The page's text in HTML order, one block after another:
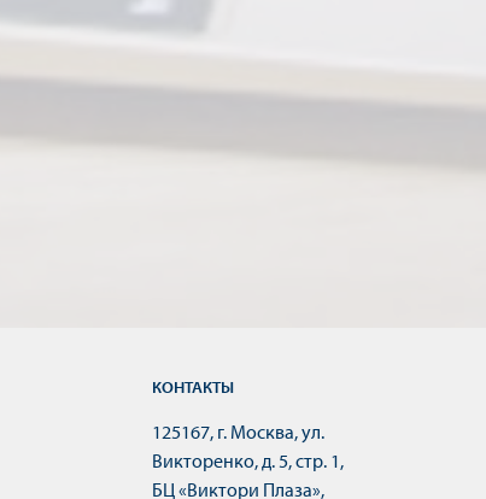
КОНТАКТЫ
125167, г. Москва, ул.
Викторенко, д. 5, стр. 1,
БЦ «Виктори Плаза»,